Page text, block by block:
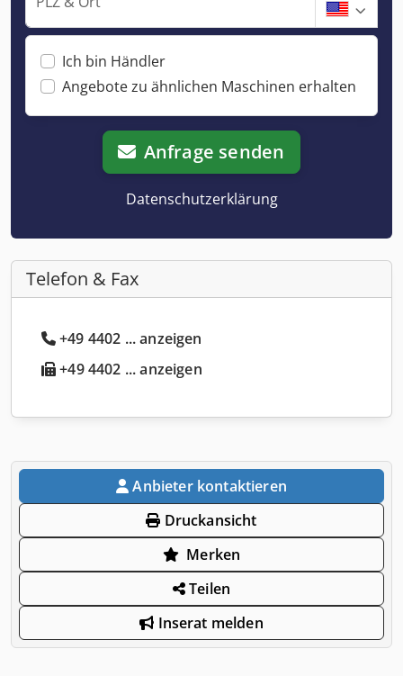
Ich bin Händler
Angebote zu ähnlichen Maschinen erhalten
Anfrage senden
Datenschutzerklärung
Telefon & Fax
+49 4402 ... anzeigen
+49 4402 ... anzeigen
Anbieter kontaktieren
Druckansicht
Merken
Teilen
Inserat melden